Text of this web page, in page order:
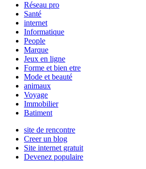
Réseau pro
Santé
internet
Informatique
People
Marque
Jeux en ligne
Forme et bien etre
Mode et beauté
animaux
Voyage
Immobilier
Batiment
site de rencontre
Creer un blog
Site internet gratuit
Devenez populaire